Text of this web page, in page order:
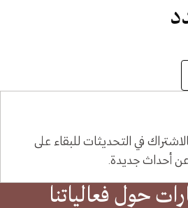
في التحديثات للبقاء على
عن أحداث جديدة.
حول فعالياتنا